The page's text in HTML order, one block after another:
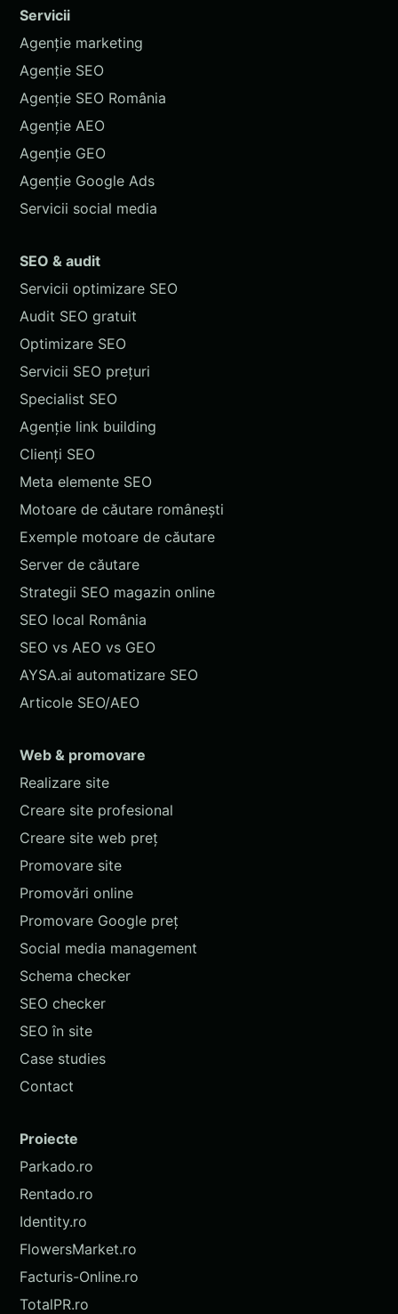
Servicii
Agenție marketing
Agenție SEO
Agenție SEO România
Agenție AEO
Agenție GEO
Agenție Google Ads
Servicii social media
SEO & audit
Servicii optimizare SEO
Audit SEO gratuit
Optimizare SEO
Servicii SEO prețuri
Specialist SEO
Agenție link building
Clienți SEO
Meta elemente SEO
Motoare de căutare românești
Exemple motoare de căutare
Server de căutare
Strategii SEO magazin online
SEO local România
SEO vs AEO vs GEO
AYSA.ai automatizare SEO
Articole SEO/AEO
Web & promovare
Realizare site
Creare site profesional
Creare site web preț
Promovare site
Promovări online
Promovare Google preț
Social media management
Schema checker
SEO checker
SEO în site
Case studies
Contact
Proiecte
Parkado.ro
Rentado.ro
Identity.ro
FlowersMarket.ro
Facturis-Online.ro
TotalPR.ro